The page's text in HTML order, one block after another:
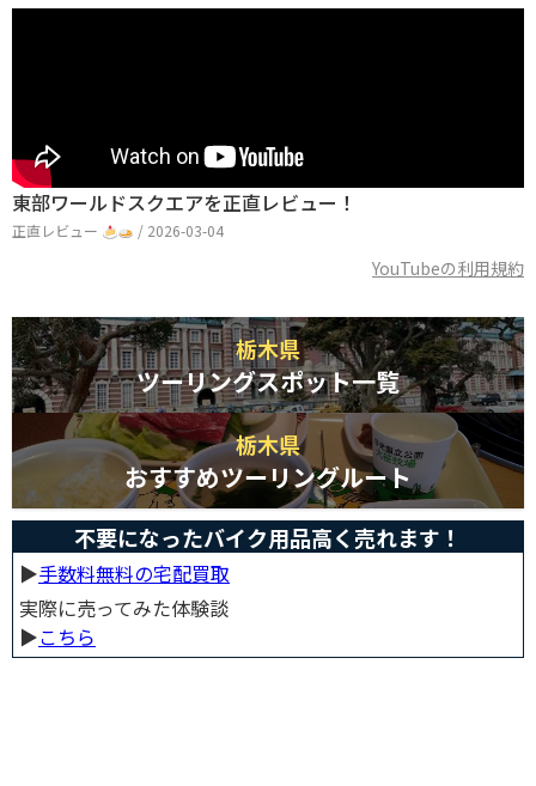
東部ワールドスクエアを正直レビュー！
正直レビュー / 2026-03-04
YouTubeの利用規約
栃木県
ツーリングスポット一覧
栃木県
おすすめツーリングルート
不要になったバイク用品高く売れます！
▶︎手数料無料の宅配買取
実際に売ってみた体験談
▶︎こちら